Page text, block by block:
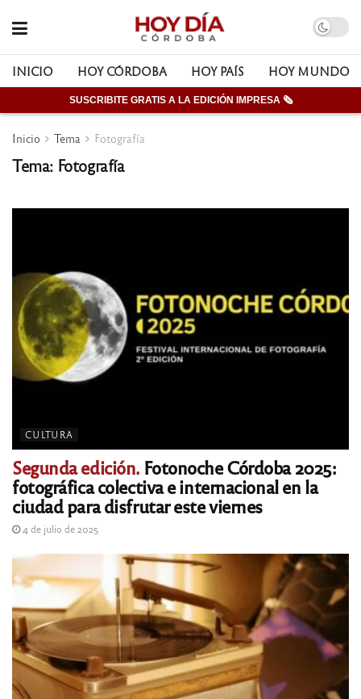
INICIO HOY CÓRDOBA HOY PAÍS HOY MUNDO
SUSCRIBITE GRATIS A LA EDICIÓN IMPRESA 🗞
Inicio Tema Fotografía
Tema: Fotografía
CULTURA
Segunda edición.Fotonoche Córdoba 2025:
fotográfica colectiva e internacional en la
ciudad para disfrutar este viernes
4 de julio de 2025